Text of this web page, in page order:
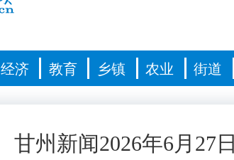
经济 教育 乡镇 农业 街道
甘州新闻2026年6月27日